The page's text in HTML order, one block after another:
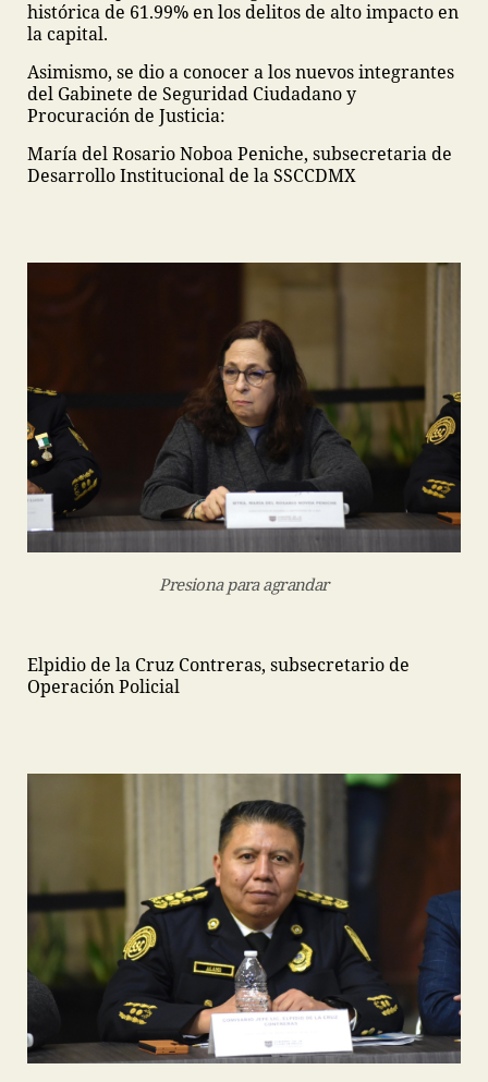
histórica de 61.99% en los delitos de alto impacto en
la capital.
Asimismo, se dio a conocer a los nuevos integrantes
del Gabinete de Seguridad Ciudadano y
Procuración de Justicia:
María del Rosario Noboa Peniche, subsecretaria de
Desarrollo Institucional de la SSCCDMX
Presiona para agrandar
Elpidio de la Cruz Contreras, subsecretario de
Operación Policial